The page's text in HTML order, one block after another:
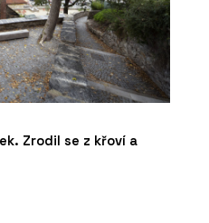
Zrodil se z křoví a